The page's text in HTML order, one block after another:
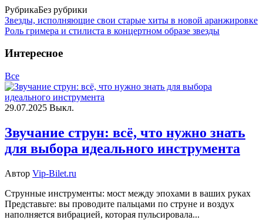
РубрикаБез рубрики
Звезды, исполняющие свои старые хиты в новой аранжировке
Роль гримера и стилиста в концертном образе звезды
Интересное
Все
29.07.2025 Выкл.
Звучание струн: всё, что нужно знать
для выбора идеального инструмента
Автор Vip-Bilet.ru
Струнные инструменты: мост между эпохами в ваших руках
Представьте: вы проводите пальцами по струне и воздух
наполняется вибрацией, которая пульсировала...